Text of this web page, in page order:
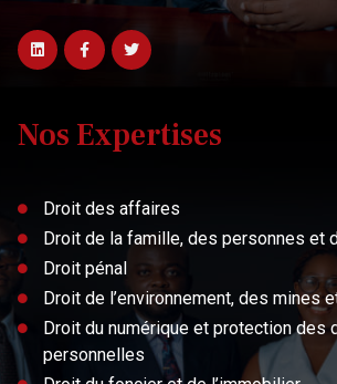
Nos Expertises
Droit des affaires
Droit de la famille, des personnes et
Droit pénal
Droit de l’environnement, des mines
Droit du numérique et protection des
personnelles